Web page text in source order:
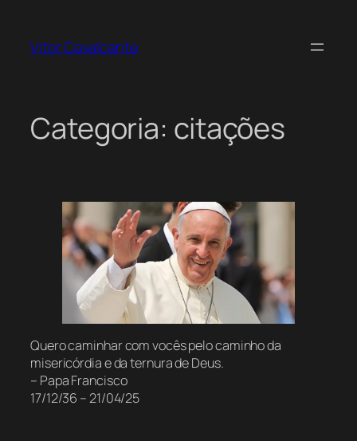
Vitor Cavalcante
Categoria: citações
Quero caminhar com vocês pelo caminho da
misericórdia e da ternura de Deus.
– Papa Francisco
17/12/36 – 21/04/25